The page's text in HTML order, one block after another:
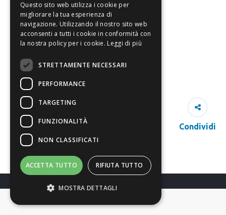
Condividi
Questo sito web utilizza i cookie per
migliorare la tua esperienza di
navigazione. Utilizzando il nostro sito web
acconsenti a tutti i cookie in conformità con
la nostra policy per i cookie. Leggi di più
STRETTAMENTE NECESSARI
PERFORMANCE
TARGETING
FUNZIONALITÀ
NON CLASSIFICATI
ACCETTA TUTTO RIFIUTA TUTTO
MOSTRA DETTAGLI